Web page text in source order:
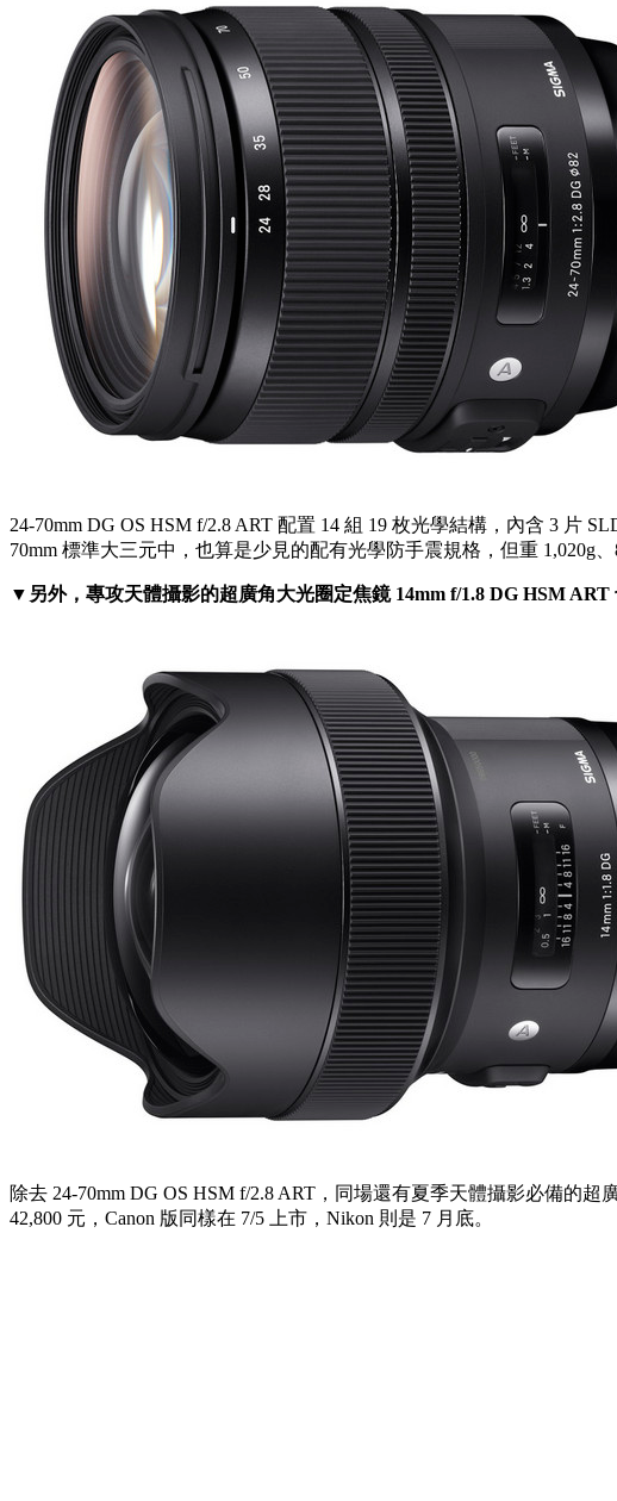
24-70mm DG OS HSM f/2.8 ART 配置 14 組 19 枚光學結構，內含 3 片
70mm 標準大三元中，也算是少見的配有光學防手震規格，但重 1,020g、
▼另外，專攻天體攝影的超廣角大光圈定焦鏡 14mm f/1.8 DG HSM ART
除去 24-70mm DG OS HSM f/2.8 ART，同場還有夏季天體攝影必備的
42,800 元，Canon 版同樣在 7/5 上市，Nikon 則是 7 月底。